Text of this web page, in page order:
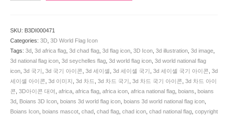
Icon.
SKU:
B3DI000471
quantity
SKU: B3DI000471
Categories: 3D 3D World Flag Icon
Tags: 3d 3d africa flag 3d chad flag 3d flag icon 3D Icon 3d illustration 3d image
3d national flag icon 3d seychelles flag 3d world flag icon 3d world national flag
icon 3d 국기 3d 국기 아이콘 3d 세이셸 3d 세이셸 국기 3d 세이셸 국기 아이콘 3d
세이셸 아이콘 3d 이미지 3d 차드 3d 차드 국기 3d 차드 국기 아이콘 3d 차드 아이
콘 3D아이콘 대여 africa africa flag africa icon africa national flag boians boians
3d Boians 3D Icon boians 3d world flag icon boians 3d world national flag icon
Boians Icon boians mascot chad chad flag chad icon chad national flag copyright